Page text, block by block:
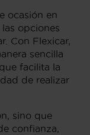
ocasión en
opciones
Con Flexicar,
sencilla
facilita la
de realizar
sino que
confianza,